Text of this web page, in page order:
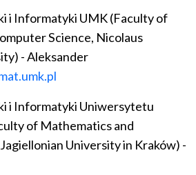
i Informatyki UMK (Faculty of
Science, Nicolaus
- Aleksander
i Informatyki Uniwersytetu
of Mathematics and
University in Kraków) -